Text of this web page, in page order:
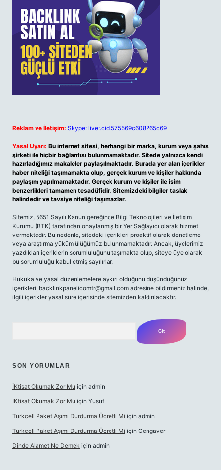
Reklam ve İletişim: Skype: live:.cid.575569c608265c69
Yasal Uyarı: Bu internet sitesi, herhangi bir marka, kurum veya şahıs
şirketi ile hiçbir bağlantısı bulunmamaktadır. Sitede yalnızca kendi
hazırladığımız makaleler paylaşılmaktadır. Burada yer alan içerikler
haber niteliği taşımamakta olup, gerçek kurum ve kişiler hakkında
paylaşım yapılmamaktadır. Gerçek kurum ve kişiler ile isim
benzerlikleri tamamen tesadüfidir. Sitemizdeki bilgiler taslak
halindedir ve tavsiye niteliği taşımazlar.
Sitemiz, 5651 Sayılı Kanun gereğince Bilgi Teknolojileri ve İletişim
Kurumu (BTK) tarafından onaylanmış bir Yer Sağlayıcı olarak hizmet
vermektedir. Bu nedenle, sitedeki içerikleri proaktif olarak denetleme
veya araştırma yükümlülüğümüz bulunmamaktadır. Ancak, üyelerimiz
yazdıkları içeriklerin sorumluluğunu taşımakta olup, siteye üye olarak
bu sorumluluğu kabul etmiş sayılırlar.
Hukuka ve yasal düzenlemelere aykırı olduğunu düşündüğünüz
içerikleri, backlinkpanelicomtr@gmail.com adresine bildirmeniz halinde,
ilgili içerikler yasal süre içerisinde sitemizden kaldırılacaktır.
SON YORUMLAR
İKtisat Okumak Zor Mu için admin
İKtisat Okumak Zor Mu için Yusuf
Turkcell Paket Aşımı Durdurma Ücretli Mi için admin
Turkcell Paket Aşımı Durdurma Ücretli Mi için Cengaver
Dinde Alamet Ne Demek için admin